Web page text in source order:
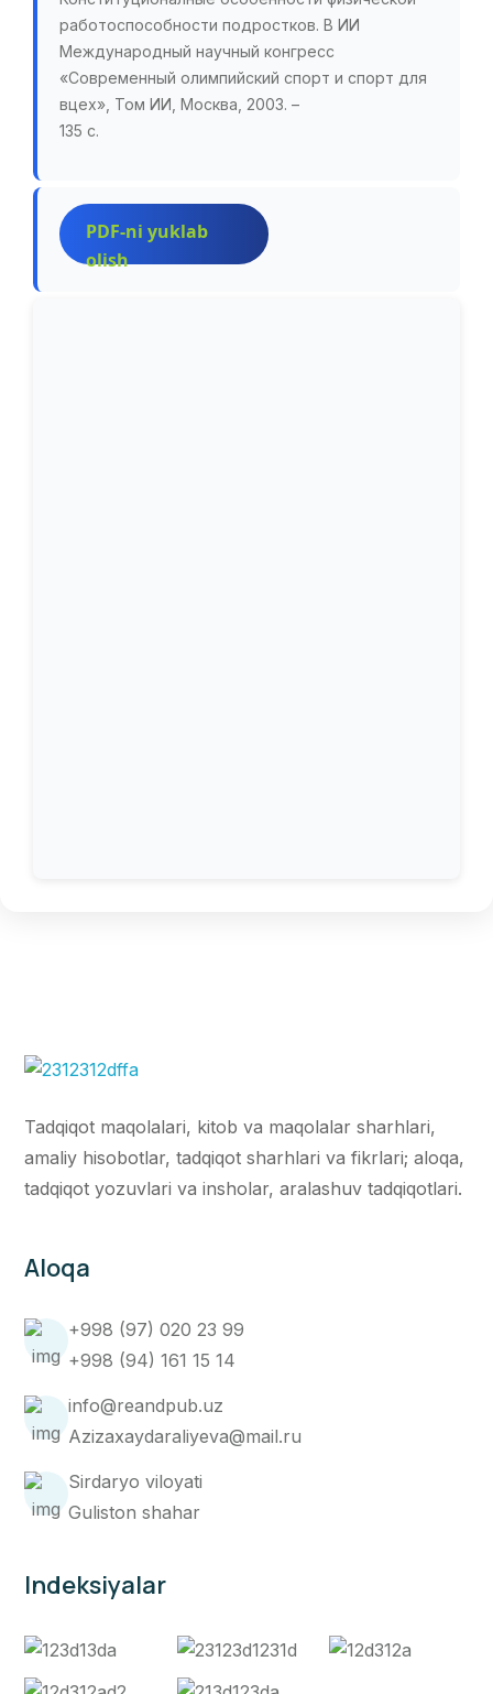
работоспособности подростков. В ИИ
Международный научный конгресс
«Современный олимпийский спорт и спорт для
вцех», Том ИИ, Москва, 2003. –
135 с.
PDF-ni yuklab
olish
Tadqiqot maqolalari, kitob va maqolalar sharhlari,
amaliy hisobotlar, tadqiqot sharhlari va fikrlari; aloqa,
tadqiqot yozuvlari va insholar, aralashuv tadqiqotlari.
Aloqa
+998 (97) 020 23 99
+998 (94) 161 15 14
info@reandpub.uz
Azizaxaydaraliyeva@mail.ru
Sirdaryo viloyati
Guliston shahar
Indeksiyalar